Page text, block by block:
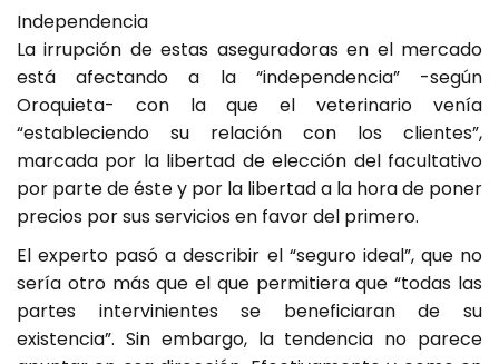
Independencia
La irrupción de estas aseguradoras en el mercado
está afectando a la “independencia” -según
Oroquieta- con la que el veterinario venía
“estableciendo su relación con los clientes”,
marcada por la libertad de elección del facultativo
por parte de éste y por la libertad a la hora de poner
precios por sus servicios en favor del primero.
El experto pasó a describir el “seguro ideal”, que no
sería otro más que el que permitiera que “todas las
partes intervinientes se beneficiaran de su
existencia”. Sin embargo, la tendencia no parece